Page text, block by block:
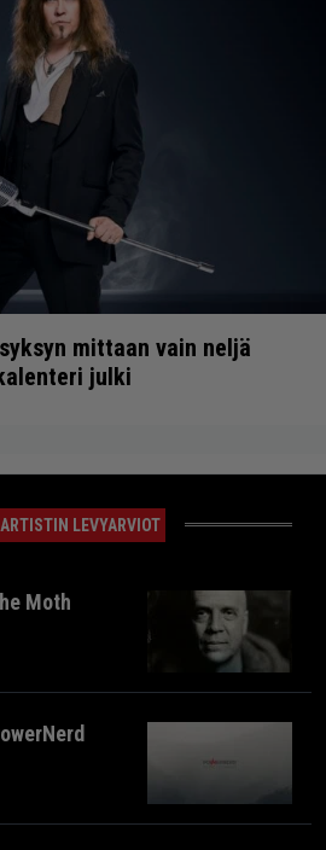
mittaan vain neljä
julki
LEVYARVIOT
Moth